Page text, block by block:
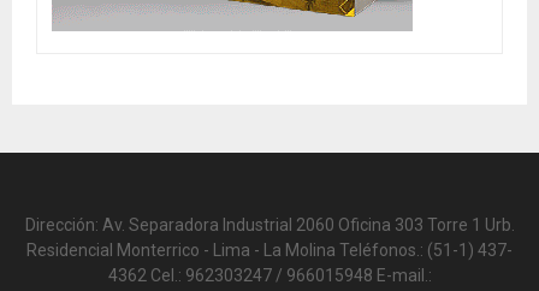
Dirección: Av. Separadora Industrial 2060 Oficina 303 Torre 1 Urb.
Residencial Monterrico - Lima - La Molina Teléfonos.: (51-1) 437-
4362 Cel.: 962303247 / 966015948 E-mail.: